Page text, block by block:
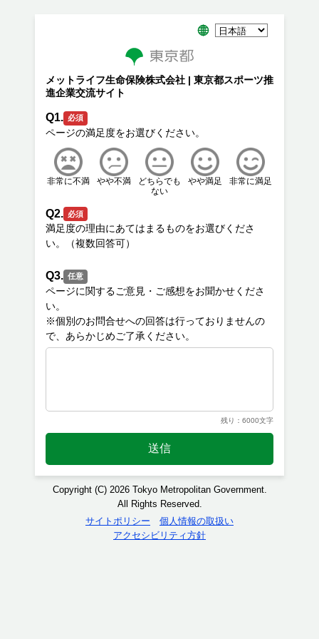
メットライフ生命保険株式会社 | 東京都スポーツ推
進企業交流サイト
Q1. 必須
非常に不満 やや不満
どちらでも
ない
やや満足 非常に満足
Q2. 必須
満足度の理由にあてはまるものをお選びくださ
Q3. 任意
ページに関するご意見・ご感想をお聞かせくださ
い。
※個別のお問合せへの回答は行っておりませんの
残り：6000文字
送信
Copyright (C) 2026 Tokyo Metropolitan Government.
All Rights Reserved.
サイトポリシー
個人情報の取扱い
アクセシビリティ方針